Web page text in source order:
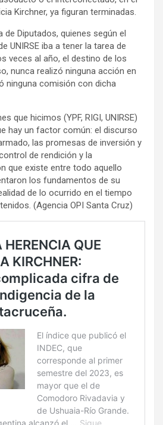
Kirchner, ya figuran terminadas.
de Diputados, quienes según el
UNIRSE iba a tener la tarea de
veces al año, el destino de los
nunca realizó ninguna acción en
ninguna comisión con dicha
que hicimos (YPF, RIGI, UNIRSE)
hay un factor común: el discurso
las promesas de inversión y
de rendición y la
que existe entre todo aquello
los fundamentos de su
de lo ocurrido en el tiempo
(Agencia OPI Santa Cruz)